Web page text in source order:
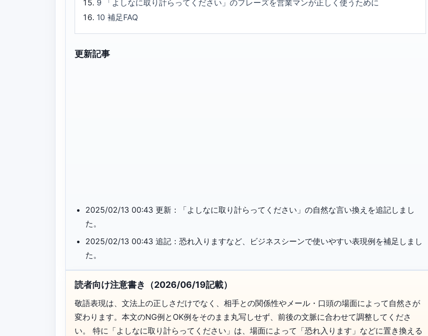
9
「よしなに取り計らってください」のフレーズを営業マンが正しく使うために
10補足FAQ
更新記事
2025/02/13 00:43 更新：「よしなに取り計らってください」の自然な言い換えを追記しまし
た。
2025/02/13 00:43 追記：恐れ入りますなど、ビジネスシーンで使いやすい表現例を補足しまし
た。
読者向け注意書き（2026/06/19記載）
敬語表現は、文法上の正しさだけでなく、相手との関係性やメール・口頭の場面によって自然さが
変わります。本文のNG例とOK例をそのまま丸写しせず、前後の文脈に合わせて調整してくださ
い。 特に「よしなに取り計らってください」は、場面によって「恐れ入ります」などに置き換える